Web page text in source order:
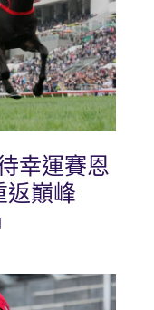
幸運賽恩
返巔峰